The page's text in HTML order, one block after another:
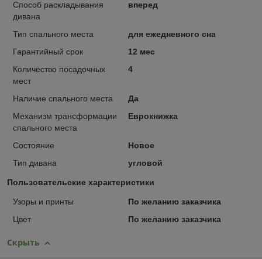
Способ раскладывания
дивана
вперед
Тип спального места
для ежедневного сна
Гарантийный срок
12 мес
Количество посадочных
мест
4
Наличие спального места
Да
Механизм трансформации
спального места
Еврокнижка
Состояние
Новое
Тип дивана
угловой
Пользовательские характеристики
Узоры и принты
По желанию заказчика
Цвет
По желанию заказчика
Скрыть